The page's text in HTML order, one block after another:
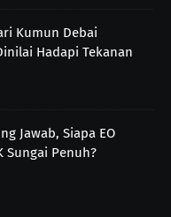
Kumun Debai
Hadapi Tekanan
Jawab, Siapa EO
Sungai Penuh?